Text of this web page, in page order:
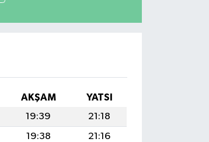
AKŞAM
YATSI
19:39
21:18
19:38
21:16